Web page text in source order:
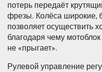
потерь передаёт
фрезы. Колёса широкие,
позволяет осуществить
благодаря чему
не «прыгает».
Рулевой управление